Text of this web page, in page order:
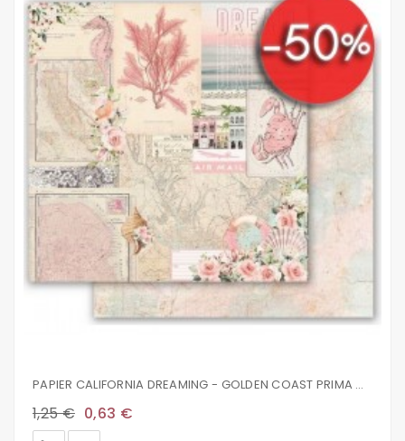
PAPIER CALIFORNIA DREAMING - GOLDEN COAST PRIMA MARKETING
1,25 € 0,63 €